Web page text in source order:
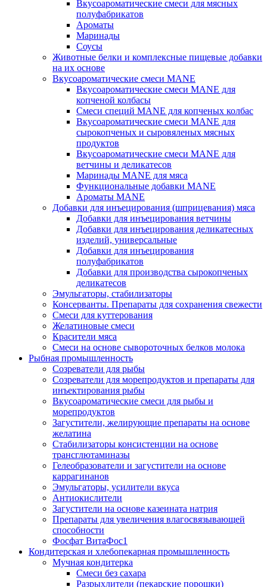
Вкусоароматические смеси для мясных
полуфабрикатов
Ароматы
Маринады
Соусы
Животные белки и комплексные пищевые добавки
на их основе
Вкусоароматические смеси MANE
Вкусоароматические смеси MANE для
копченой колбасы
Смеси специй MANE для копченых колбас
Вкусоароматические смеси MANE для
сырокопченых и сыровяленых мясных
продуктов
Вкусоароматические смеси MANE для
ветчины и деликатесов
Маринады MANE для мяса
Функциональные добавки MANE
Ароматы MANE
Добавки для инъецирования (шприцевания) мяса
Добавки для инъецирования ветчины
Добавки для инъецирования деликатесных
изделий, универсальные
Добавки для инъецирования
полуфабрикатов
Добавки для производства сырокопченых
деликатесов
Эмульгаторы, стабилизаторы
Консерванты. Препараты для сохранения свежести
Смеси для куттерования
Желатиновые смеси
Красители мяса
Смеси на основе сывороточных белков молока
Рыбная промышленность
Созреватели для рыбы
Созреватели для морепродуктов и препараты для
инъектирования рыбы
Вкусоароматические смеси для рыбы и
морепродуктов
Загустители, желирующие препараты на основе
желатина
Стабилизаторы консистенции на основе
трансглютаминазы
Гелеобразователи и загустители на основе
каррагинанов
Эмульгаторы, усилители вкуса
Антиокислители
Загустители на основе казеината натрия
Препараты для увеличения влагосвязывающей
способности
Фосфат ВитаФос1
Кондитерская и хлебопекарная промышленность
Мучная кондитерка
Смеси без сахара
Разрыхлители (пекарские порошки)